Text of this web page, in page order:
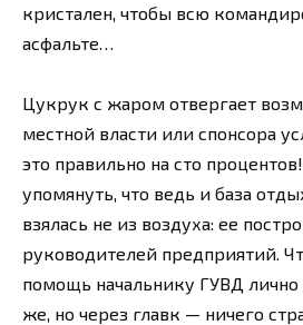
кристален, чтобы всю
асфальте…
Цукрук с жаром отвергает
местной власти или спонсора
это правильно на сто
упомянуть, что ведь и база
взялась не из воздуха: ее
руководителей предприятий.
помощь начальнику ГУВД лично
же, но через главк — ничего